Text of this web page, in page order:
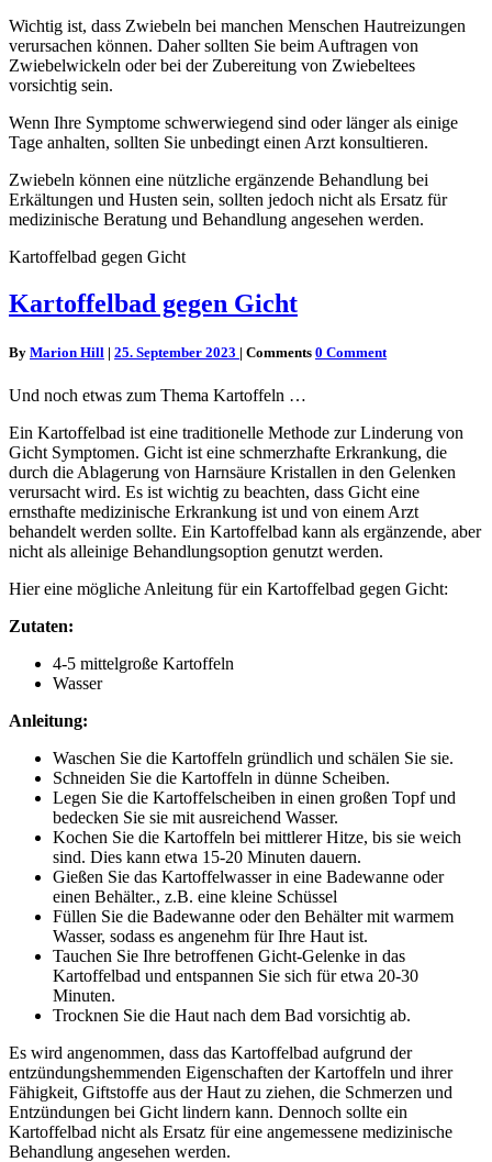
Wichtig ist, dass Zwiebeln bei manchen Menschen Hautreizungen
verursachen können. Daher sollten Sie beim Auftragen von
Zwiebelwickeln oder bei der Zubereitung von Zwiebeltees
vorsichtig sein.
Wenn Ihre Symptome schwerwiegend sind oder länger als einige
Tage anhalten, sollten Sie unbedingt einen Arzt konsultieren.
Zwiebeln können eine nützliche ergänzende Behandlung bei
Erkältungen und Husten sein, sollten jedoch nicht als Ersatz für
medizinische Beratung und Behandlung angesehen werden.
Kartoffelbad gegen Gicht
Kartoffelbad gegen Gicht
By Marion Hill | 25. September 2023 | Comments 0 Comment
Und noch etwas zum Thema Kartoffeln …
Ein Kartoffelbad ist eine traditionelle Methode zur Linderung von
Gicht Symptomen. Gicht ist eine schmerzhafte Erkrankung, die
durch die Ablagerung von Harnsäure Kristallen in den Gelenken
verursacht wird. Es ist wichtig zu beachten, dass Gicht eine
ernsthafte medizinische Erkrankung ist und von einem Arzt
behandelt werden sollte. Ein Kartoffelbad kann als ergänzende, aber
nicht als alleinige Behandlungsoption genutzt werden.
Hier eine mögliche Anleitung für ein Kartoffelbad gegen Gicht:
Zutaten:
4-5 mittelgroße Kartoffeln
Wasser
Anleitung:
Waschen Sie die Kartoffeln gründlich und schälen Sie sie.
Schneiden Sie die Kartoffeln in dünne Scheiben.
Legen Sie die Kartoffelscheiben in einen großen Topf und
bedecken Sie sie mit ausreichend Wasser.
Kochen Sie die Kartoffeln bei mittlerer Hitze, bis sie weich
sind. Dies kann etwa 15-20 Minuten dauern.
Gießen Sie das Kartoffelwasser in eine Badewanne oder
einen Behälter., z.B. eine kleine Schüssel
Füllen Sie die Badewanne oder den Behälter mit warmem
Wasser, sodass es angenehm für Ihre Haut ist.
Tauchen Sie Ihre betroffenen Gicht-Gelenke in das
Kartoffelbad und entspannen Sie sich für etwa 20-30
Minuten.
Trocknen Sie die Haut nach dem Bad vorsichtig ab.
Es wird angenommen, dass das Kartoffelbad aufgrund der
entzündungshemmenden Eigenschaften der Kartoffeln und ihrer
Fähigkeit, Giftstoffe aus der Haut zu ziehen, die Schmerzen und
Entzündungen bei Gicht lindern kann. Dennoch sollte ein
Kartoffelbad nicht als Ersatz für eine angemessene medizinische
Behandlung angesehen werden.